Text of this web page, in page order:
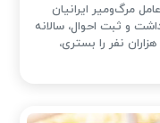
مرگ‌ومیر ایرانیان
و ثبت احوال، سالانه
و هزاران نفر را بستری،